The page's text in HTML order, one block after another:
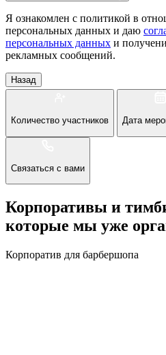
Я ознакомлен с политикой в
персональных данных и даю
персональных данных и
рекламных сообщений.
Назад
Количество участников Дата
Связаться с вами
Корпоративы и
которые мы уже
Корпоратив для барбершопа